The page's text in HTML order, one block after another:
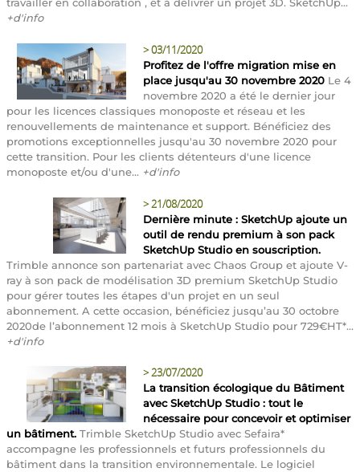
+d'info
>03/11/2020
Profitez de l'offre migration mise en
place jusqu'au 30 novembre 2020 Le 4
novembre 2020 a été le dernier jour
pour les licences classiques monoposte et réseau et les
renouvellements de maintenance et support. Bénéficiez des
promotions exceptionnelles jusqu'au 30 novembre 2020 pour
cette transition. Pour les clients détenteurs d'une licence
monoposte et/ou d'une... +d'info
>21/08/2020
Dernière minute : SketchUp ajoute un
outil de rendu premium à son pack
SketchUp Studio en souscription.
Trimble annonce son partenariat avec Chaos Group et ajoute V-
ray à son pack de modélisation 3D premium SketchUp Studio
pour gérer toutes les étapes d'un projet en un seul
abonnement. A cette occasion, bénéficiez jusqu’au 30 octobre
2020de l’abonnement 12 mois à SketchUp Studio pour 729€HT*...
+d'info
>23/07/2020
La transition écologique du Bâtiment
avec SketchUp Studio : tout le
nécessaire pour concevoir et optimiser
un bâtiment. Trimble SketchUp Studio avec Sefaira*
accompagne les professionnels et futurs professionnels du
bâtiment dans la transition environnementale. Le logiciel